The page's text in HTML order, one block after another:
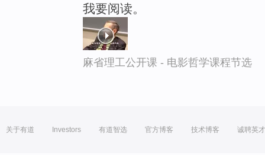
我要阅读。
麻省理工公开课 - 电影哲学课程节选
关于有道 Investors 有道智选 官方博客 技术博客 诚聘英才